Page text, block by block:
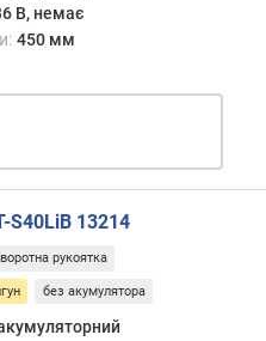
В, немає
450 мм
S40LiB 13214
рукоятка
без акумулятора